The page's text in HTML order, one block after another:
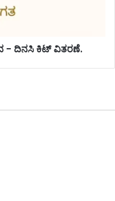
- ದಿನಸಿ ಕಿಟ್ ವಿತರಣೆ.